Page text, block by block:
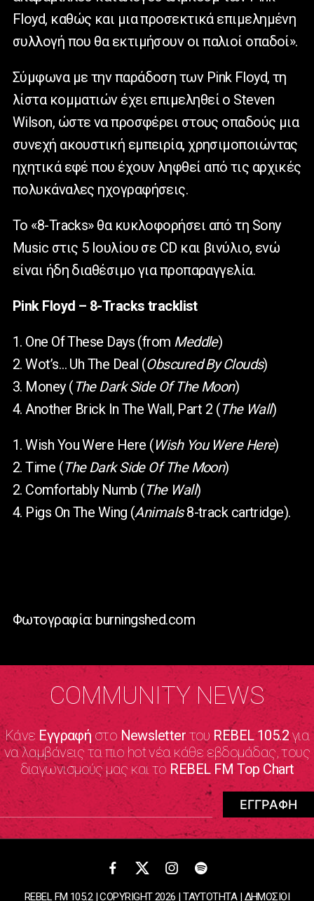
Floyd, καθώς και μια προσεκτικά επιμελημένη
συλλογή που θα εκτιμήσουν οι παλιοί οπαδοί».
Σύμφωνα με την παράδοση των Pink Floyd, τη
λίστα κομματιών έχει επιμεληθεί ο Steven
Wilson, ώστε να προσφέρει στους οπαδούς μια
συνεχή ακουστική εμπειρία, χρησιμοποιώντας
ηχητικά εφέ που έχουν ληφθεί από τις αρχικές
πολυκάναλες ηχογραφήσεις.
Το «8-Tracks» θα κυκλοφορήσει από τη Sony
Music στις 5 Ιουλίου σε CD και βινύλιο, ενώ
είναι ήδη διαθέσιμο για προπαραγγελία.
Pink Floyd – 8-Tracks tracklist
1. One Of These Days (from Meddle)
2. Wot’s… Uh The Deal (Obscured By Clouds)
3. Money (The Dark Side Of The Moon)
4. Another Brick In The Wall, Part 2 (The Wall)
1. Wish You Were Here (Wish You Were Here)
2. Time (The Dark Side Of The Moon)
2. Comfortably Numb (The Wall)
4. Pigs On The Wing (Animals8-track cartridge).
Φωτογραφία: burningshed.com
COMMUNITY NEWS
Κάνε Εγγραφήστο NewsletterτουREBEL 105.2για
να λαμβάνεις τα πιο hot νέα κάθε εβδομάδας, τους
διαγωνισμούς μας και το REBEL FM Top Chart
REBEL FM 105.2 | COPYRIGHT 2026 |ΤΑΥΤΟΤΗΤΑ| ΔΗΜΟΣΙΟΙ